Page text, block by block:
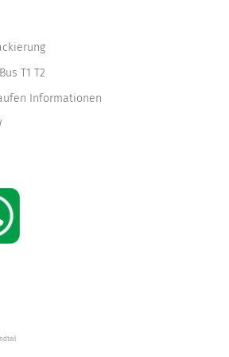
T1 T2
Informationen